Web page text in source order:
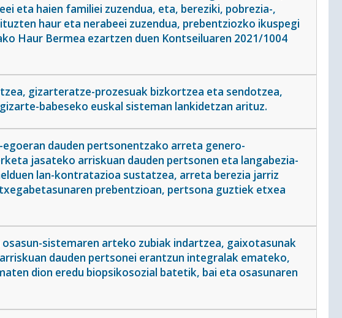
eta haien familiei zuzendua, eta, bereziki, pobrezia-,
haur eta nerabeei zuzendua, prebentziozko ikuspegi
Haur Bermea ezartzen duen Kontseiluaren 2021/1004
gizarteratze-prozesuak bizkortzea eta sendotzea,
babeseko euskal sisteman lankidetzan arituz.
egoeran dauden pertsonentzako arreta genero-
jasateko arriskuan dauden pertsonen eta langabezia-
lan-kontratazioa sustatzea, arreta berezia jarriz
prebentzioan, pertsona guztiek etxea
osasun-sistemaren arteko zubiak indartzea, gaixotasunak
dauden pertsonei erantzun integralak emateko,
dion eredu biopsikosozial batetik, bai eta osasunaren